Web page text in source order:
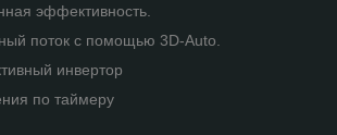
эффективность.
поток с помощью 3D-Auto.
инвертор
по таймеру